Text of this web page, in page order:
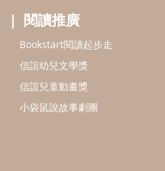
閱讀推廣
Bookstart閱讀起步走
信誼幼兒文學獎
信誼兒童動畫獎
小袋鼠說故事劇團